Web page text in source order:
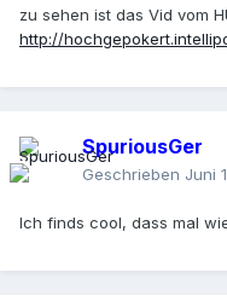
zu sehen ist das Vid vom
http://
SpuriousGer
Geschrieben Juni
Ich finds cool, dass mal